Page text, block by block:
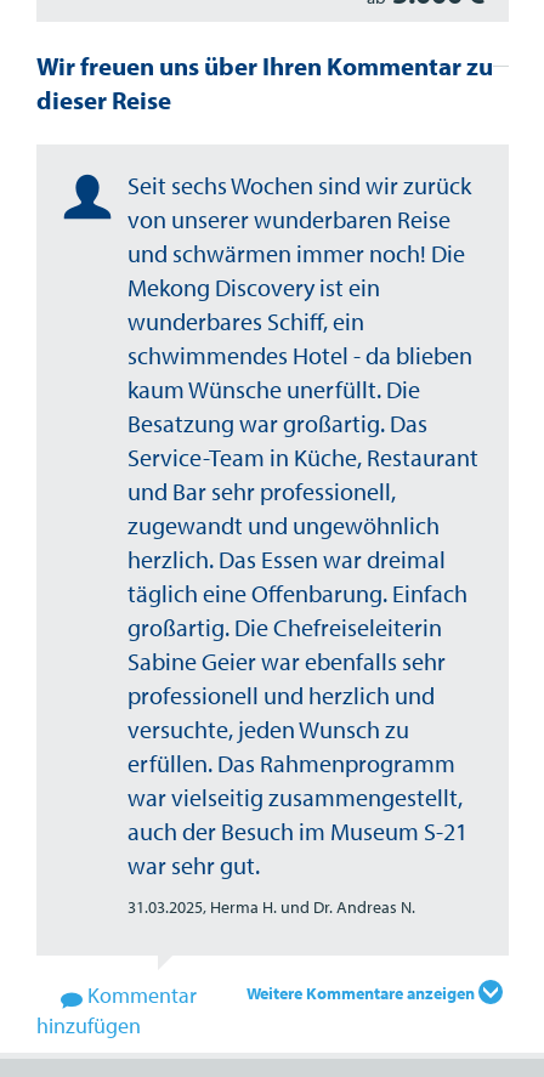
Wir freuen uns über Ihren Kommentar zu
dieser Reise
Seit sechs Wochen sind wir zurück
von unserer wunderbaren Reise
und schwärmen immer noch! Die
Mekong Discovery ist ein
wunderbares Schiff, ein
schwimmendes Hotel - da blieben
kaum Wünsche unerfüllt. Die
Besatzung war großartig. Das
Service-Team in Küche, Restaurant
und Bar sehr professionell,
zugewandt und ungewöhnlich
herzlich. Das Essen war dreimal
täglich eine Offenbarung. Einfach
großartig. Die Chefreiseleiterin
Sabine Geier war ebenfalls sehr
professionell und herzlich und
versuchte, jeden Wunsch zu
erfüllen. Das Rahmenprogramm
war vielseitig zusammengestellt,
auch der Besuch im Museum S-21
war sehr gut.
31.03.2025,Herma H. und Dr. Andreas N.
Weitere Kommentare anzeigen
Kommentar
hinzufügen